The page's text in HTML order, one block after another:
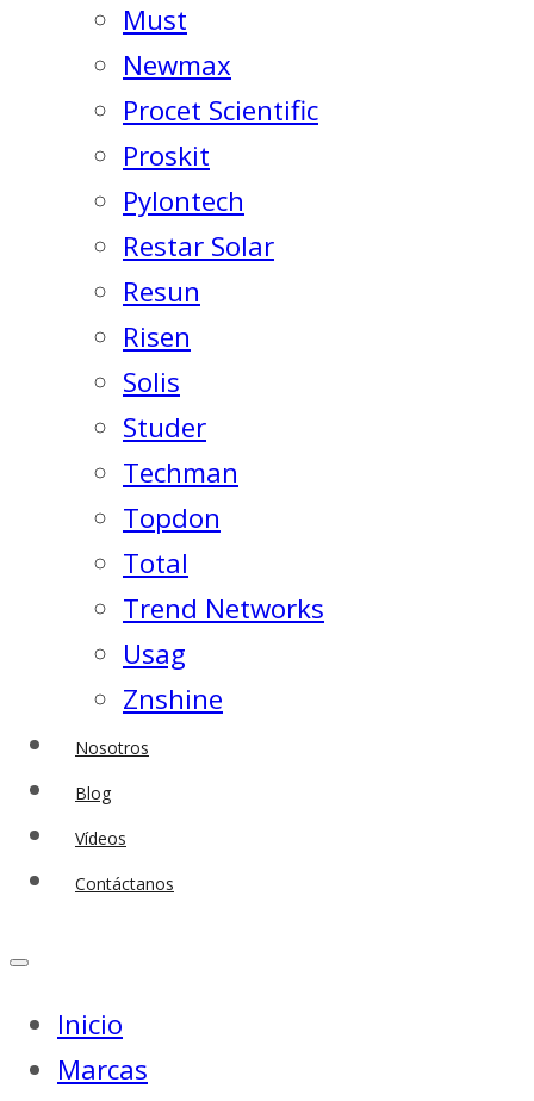
Must
Newmax
Procet Scientific
Proskit
Pylontech
Restar Solar
Resun
Risen
Solis
Studer
Techman
Topdon
Total
Trend Networks
Usag
Znshine
Nosotros
Blog
Vídeos
Contáctanos
Inicio
Marcas